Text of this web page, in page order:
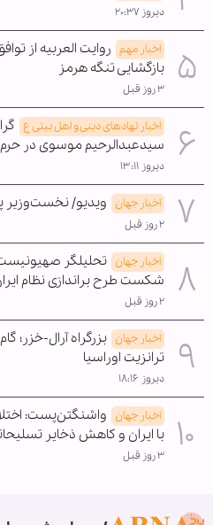
دیروز ۲۰:۳۷
اخبار مهم روایت العربیه از
بازگشایی تنگه هرمز
۳ روز قبل
اخبار نهادهای دینی و اهل بیتی ع
سیدعبدالرحیم موسوی در حرم
دیروز ۱۳:۱۱
اخبار جهان ویدیو/ نخست‌وزیر
۲ روز قبل
اخبار جهان تحلیلگر
شکست طرح براندازی نظام
۲ روز قبل
اخبار جهان بزرگراه آرال-خزر؛
ترانزیت اوراسیا
دیروز ۱۸:۱۶
اخبار جهان واشنگتن‌پست:
با ایران و کاهش ذخایر
۳ روز قبل